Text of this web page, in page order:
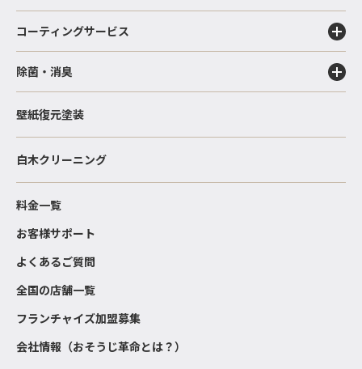
コーティングサービス
除菌・消臭
壁紙復元塗装
白木クリーニング
料金一覧
お客様サポート
よくあるご質問
全国の店舗一覧
フランチャイズ加盟募集
会社情報（おそうじ革命とは？）